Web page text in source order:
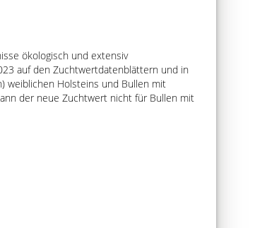
ökologisch und extensiv
auf den Zuchtwertdatenblättern und in
weiblichen Holsteins und Bullen mit
der neue Zuchtwert nicht für Bullen mit